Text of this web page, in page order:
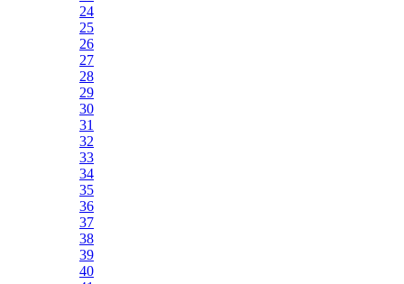
24
25
26
27
28
29
30
31
32
33
34
35
36
37
38
39
40